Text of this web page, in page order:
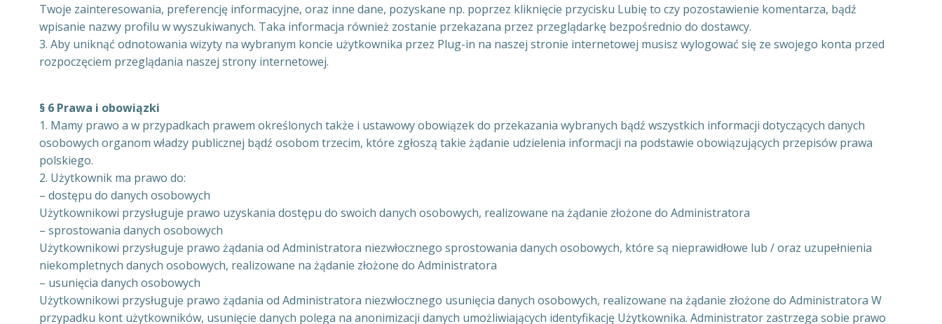
Twoje zainteresowania, preferencję informacyjne, oraz inne dane, pozyskane np. poprzez kliknięcie przycisku Lubię to czy pozostawienie komentarza, bądź
wpisanie nazwy profilu w wyszukiwanych. Taka informacja również zostanie przekazana przez przeglądarkę bezpośrednio do dostawcy.
3. Aby uniknąć odnotowania wizyty na wybranym koncie użytkownika przez Plug-in na naszej stronie internetowej musisz wylogować się ze swojego konta przed
rozpoczęciem przeglądania naszej strony internetowej.
§ 6 Prawa i obowiązki
1. Mamy prawo a w przypadkach prawem określonych także i ustawowy obowiązek do przekazania wybranych bądź wszystkich informacji dotyczących danych
osobowych organom władzy publicznej bądź osobom trzecim, które zgłoszą takie żądanie udzielenia informacji na podstawie obowiązujących przepisów prawa
polskiego.
2. Użytkownik ma prawo do:
– dostępu do danych osobowych
Użytkownikowi przysługuje prawo uzyskania dostępu do swoich danych osobowych, realizowane na żądanie złożone do Administratora
– sprostowania danych osobowych
Użytkownikowi przysługuje prawo żądania od Administratora niezwłocznego sprostowania danych osobowych, które są nieprawidłowe lub / oraz uzupełnienia
niekompletnych danych osobowych, realizowane na żądanie złożone do Administratora
– usunięcia danych osobowych
Użytkownikowi przysługuje prawo żądania od Administratora niezwłocznego usunięcia danych osobowych, realizowane na żądanie złożone do Administratora W
przypadku kont użytkowników, usunięcie danych polega na anonimizacji danych umożliwiających identyfikację Użytkownika. Administrator zastrzega sobie prawo